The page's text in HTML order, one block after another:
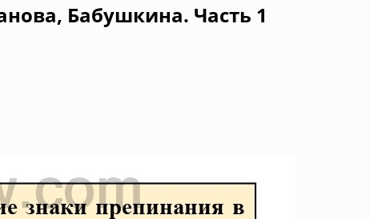
Бабушкина. Часть 1